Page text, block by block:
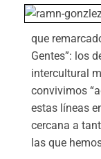
que
Gentes”: los
intercultural
convivimos
estas líneas
cercana a
las que